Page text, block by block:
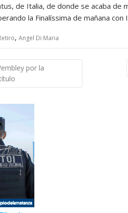
de Italia, de donde se acaba de
la Finalíssima de mañana con
, Angel Di Maria
por la